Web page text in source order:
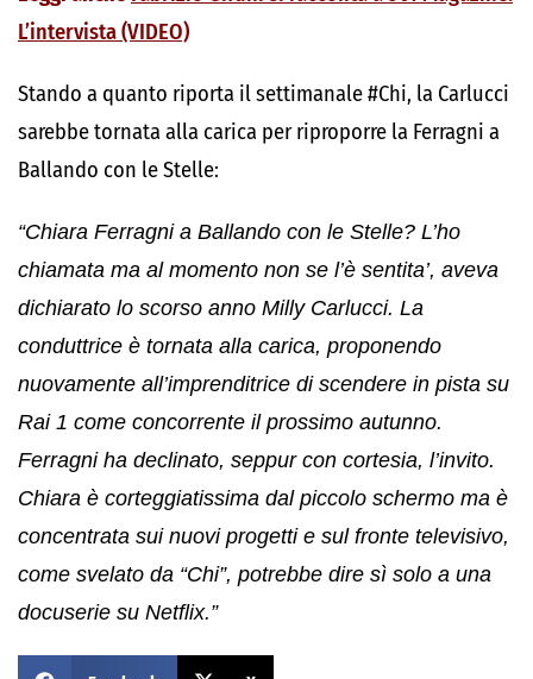
L’intervista (VIDEO)
Stando a quanto riporta il settimanale #Chi, la Carlucci
sarebbe tornata alla carica per riproporre la Ferragni a
Ballando con le Stelle:
“Chiara Ferragni a Ballando con le Stelle? L’ho
chiamata ma al momento non se l’è sentita’, aveva
dichiarato lo scorso anno Milly Carlucci. La
conduttrice è tornata alla carica, proponendo
nuovamente all’imprenditrice di scendere in pista su
Rai 1 come concorrente il prossimo autunno.
Ferragni ha declinato, seppur con cortesia, l’invito.
Chiara è corteggiatissima dal piccolo schermo ma è
concentrata sui nuovi progetti e sul fronte televisivo,
come svelato da “Chi”, potrebbe dire sì solo a una
docuserie su Netflix.”